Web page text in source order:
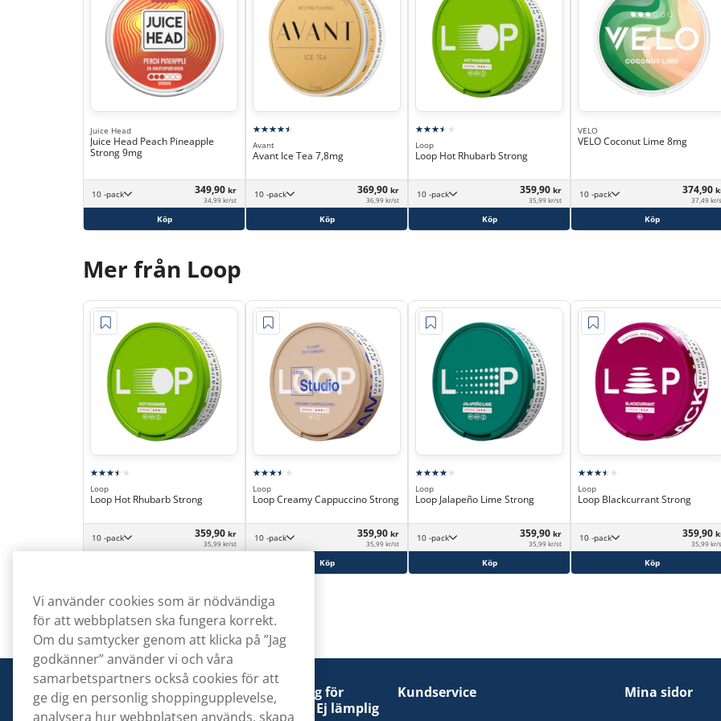
Juice Head
Juice Head Peach Pineapple
Strong 9mg
10 -pack 349,90 kr
34,99 kr/st
Köp
Avant
Avant Ice Tea 7,8mg
10 -pack 369,90 kr
36,99 kr/st
Köp
Loop
Loop Hot Rhubarb Strong
10 -pack 359,90 kr
35,99 kr/st
Köp
VELO
VELO Coconut Lime 8mg
10 -pack 374,90
37,49 kr/
Köp
Mer från Loop
Loop
Loop Hot Rhubarb Strong
10 -pack 359,90 kr
35,99 kr/st
Loop
Loop Creamy Cappuccino Strong
10 -pack 359,90 kr
35,99 kr/st
Köp
Loop
Loop Jalapeño Lime Strong
10 -pack 359,90 kr
35,99 kr/st
Köp
Loop
Loop Blackcurrant Strong
10 -pack 359,90
35,99 kr/
Köp
Denna tobaksprodukt kan vara skadlig för
hälsan och är beroendeframkallande. Ej lämplig
Kundservice Mina sidor
Vi använder cookies som är nödvändiga
för att webbplatsen ska fungera korrekt.
Om du samtycker genom att klicka på ”Jag
godkänner” använder vi och våra
samarbetspartners också cookies för att
ge dig en personlig shoppingupplevelse,
analysera hur webbplatsen används, skapa